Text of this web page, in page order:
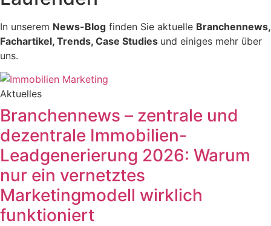
In unserem News-Blog finden Sie aktuelle Branchennews,
Fachartikel, Trends, Case Studies und einiges mehr über
uns.
Aktuelles
Branchennews – zentrale und
dezentrale Immobilien-
Leadgenerierung 2026: Warum
nur ein vernetztes
Marketingmodell wirklich
funktioniert